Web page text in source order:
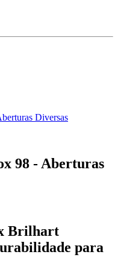
Diversas
98 - Aberturas
Brilhart
para